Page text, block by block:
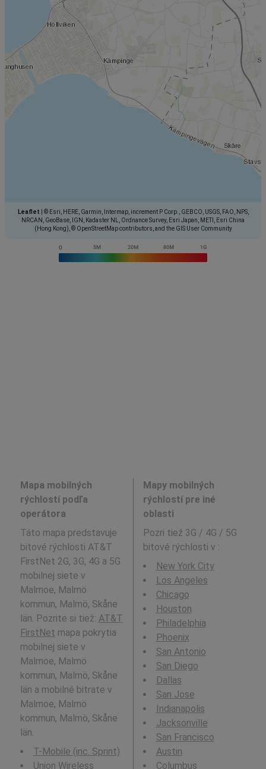
Leaflet
© Esri, HERE, Garmin, Intermap, increment P Corp., GEBCO, USGS, FAO, NPS,
NRCAN, GeoBase, IGN, Kadaster NL, Ordnance Survey, Esri Japan, METI, Esri China
(Hong Kong), © OpenStreetMap contributors, and the GIS User Community
Mapa mobilných
rýchlostí podľa
operátora
Táto mapa predstavuje
bitové rýchlosti AT&T
FirstNet 2G, 3G, 4G a 5G
mobilnej siete v
Malmoe, Malmö
kommun, Malmö, Skåne
län. Pozrite si tiež: AT&T
FirstNet mapa pokrytia
mobilnej siete v
Malmoe, Malmö
kommun, Malmö, Skåne
län a mobilné bitrate v
Malmoe, Malmö
kommun, Malmö, Skåne
län.
T-Mobile (inc. Sprint)
Union Wireless
Mapy mobilných
rýchlostí pre iné
oblasti
Pozri tiež 3G / 4G / 5G
bitové rýchlosti v :
New York City
Los Angeles
Chicago
Houston
Philadelphia
Phoenix
San Antonio
San Diego
Dallas
San Jose
Indianapolis
Jacksonville
San Francisco
Austin
Columbus